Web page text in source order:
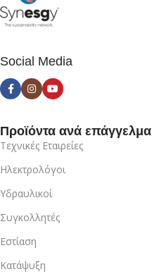
Social Media
Προϊόντα ανά επάγγελμα
Τεχνικές Εταιρείες
Ηλεκτρολόγοι
Υδραυλικοί
Συγκολλητές
Εστίαση
Κατάψυξη